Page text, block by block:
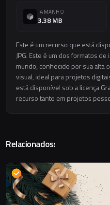
TAMANHO
3.38 MB
Este é um recurso que está
JPG. Este é um dos formatos
mundo, conhecido por sua alta
visual, ideal para projetos
está disponível sob a licença
recurso tanto em projetos
Relacionados: